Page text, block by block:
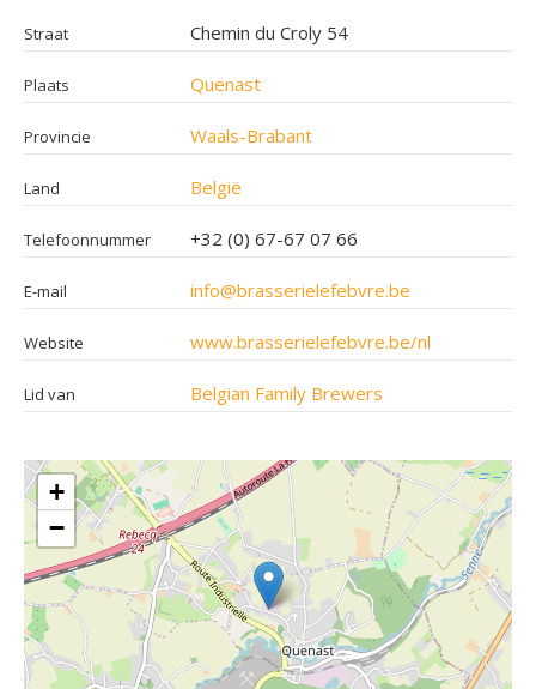
Straat Chemin du Croly 54
Plaats Quenast
Provincie Waals-Brabant
Land België
Telefoonnummer +32 (0) 67-67 07 66
E-mail info@brasserielefebvre.be
Website www.brasserielefebvre.be/nl
Lid van Belgian Family Brewers
+
−